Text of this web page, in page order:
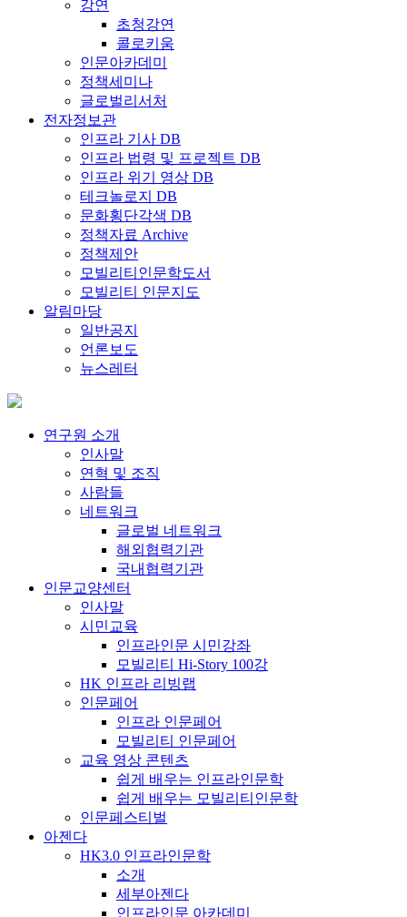
강연
초청강연
콜로키움
인문아카데미
정책세미나
글로벌리서처
전자정보관
인프라 기사 DB
인프라 법령 및 프로젝트 DB
인프라 위기 영상 DB
테크놀로지 DB
문화횡단각색 DB
정책자료 Archive
정책제안
모빌리티인문학도서
모빌리티 인문지도
알림마당
일반공지
언론보도
뉴스레터
연구원 소개
인사말
연혁 및 조직
사람들
네트워크
글로벌 네트워크
해외협력기관
국내협력기관
인문교양센터
인사말
시민교육
인프라인문 시민강좌
모빌리티 Hi-Story 100강
HK 인프라 리빙랩
인문페어
인프라 인문페어
모빌리티 인문페어
교육 영상 콘텐츠
쉽게 배우는 인프라인문학
쉽게 배우는 모빌리티인문학
인문페스티벌
아젠다
HK3.0 인프라인문학
소개
세부아젠다
인프라인문 아카데미